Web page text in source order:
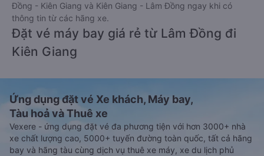
Đồng - Kiên Giang và Kiên Giang - Lâm Đồng ngay khi có
thông tin từ các hãng xe.
Đặt vé máy bay giá rẻ từ Lâm Đồng đi
Kiên Giang
Ứng dụng đặt vé Xe khách, Máy bay,
Tàu hoả và Thuê xe
Vexere - ứng dụng đặt vé đa phương tiện với hơn 3000+ nhà
xe chất lượng cao, 5000+ tuyến đường toàn quốc, tất cả hãng
bay và hãng tàu cùng dịch vụ thuê xe máy, xe du lịch phủ